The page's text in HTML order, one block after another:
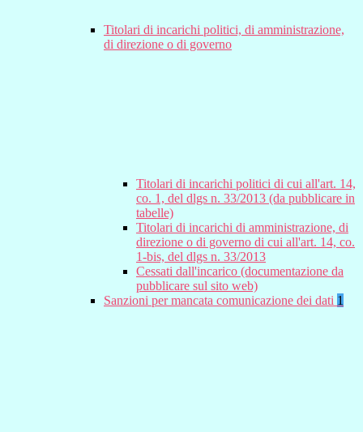
Titolari di incarichi politici, di amministrazione,
di direzione o di governo
Titolari di incarichi politici di cui all'art. 14,
co. 1, del dlgs n. 33/2013 (da pubblicare in
tabelle)
Titolari di incarichi di amministrazione, di
direzione o di governo di cui all'art. 14, co.
1-bis, del dlgs n. 33/2013
Cessati dall'incarico (documentazione da
pubblicare sul sito web)
Sanzioni per mancata comunicazione dei dati 1